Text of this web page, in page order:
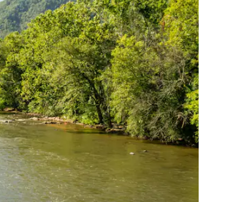
gore i prema dolje, kao i dodirom ili prelaskom prstom po